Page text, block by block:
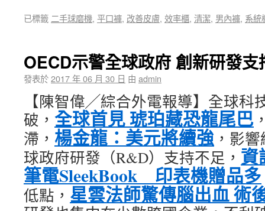
已標籤 二手球磨機, 平口褲, 改善皮膚, 效率櫃, 清潔, 男內褲, 系統
OECD示警全球政府 創新研發支
發表於2017 年 06 月 30 日 由 admin
【陳智偉╱綜合外電報導】全球科
破， 全球首見 琥珀藏恐龍尾巴
滯， 楊金龍：美元將續強 ，影
球政府研發（R&D）支持不足， 資
筆電SleekBook 印表機贈品多
低點， 星雲法師驚傳腦出血 術